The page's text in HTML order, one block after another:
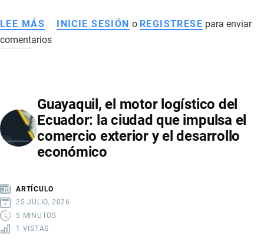
LEE MÁS SOBRE
TRANSPORTE
ECUADOR
Y
COLOMBIA:
EL
DE
CAMIONES
SIGUE
INICIE SESIÓN o REGISTRESE para enviar
comentarios
Guayaquil, el motor logístico del
Ecuador: la ciudad que impulsa el
comercio exterior y el desarrollo
económico
ARTÍCULO
25 JULIO, 2026
5 MINUTOS
1 VISTAS